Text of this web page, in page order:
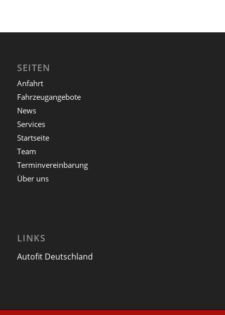
SEITEN
Anfahrt
Fahrzeugangebote
News
Services
Startseite
Team
Terminvereinbarung
Über uns
LINKS
Autofit Deutschland